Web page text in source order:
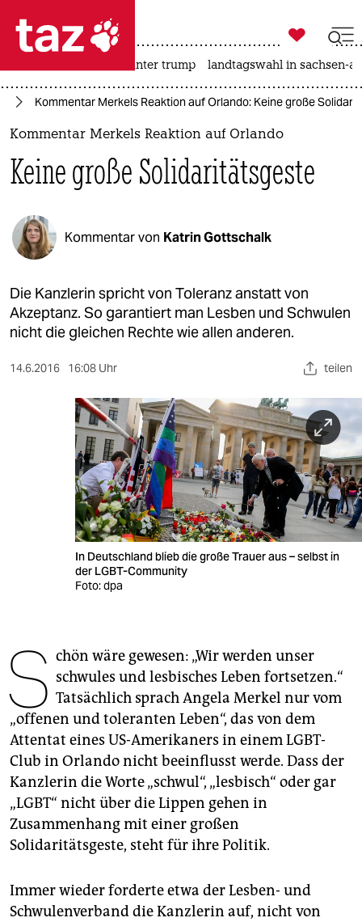
 taz zahl ich
taz zahl ich
politik
öko
gesellschaft
kultur
sport
berlin
wahrheit
veranstaltungen
abo
genossenschaft
epaper login

taz zahl ich
usa unter trump landtagswahl in sachsen-
Kommentar Merkels Reaktion auf Orlando: Keine große
Kommentar Merkels Reaktion auf Orlando
Keine große Solidaritätsgeste
Kommentar von Katrin Gottschalk
Die Kanzlerin spricht von Toleranz anstatt von
Akzeptanz. So garantiert man Lesben und Schwulen
nicht die gleichen Rechte wie allen anderen.
14.6.2016 16:08 Uhr teilen
In Deutschland blieb die große Trauer aus – selbst in
der LGBT-Community
Foto: dpa
S chön wäre gewesen: „Wir werden unser
schwules und lesbisches Leben fortsetzen.“
Tatsächlich sprach Angela Merkel nur vom
„offenen und toleranten Leben“, das von dem
Attentat eines US-Amerikaners in einem LGBT-
Club in Orlando nicht beeinflusst werde. Dass der
Kanzlerin die Worte „schwul“, „lesbisch“ oder gar
„LGBT“ nicht über die Lippen gehen in
Zusammenhang mit einer großen
Solidaritätsgeste, steht für ihre Politik.
Immer wieder forderte etwa der Lesben- und
Schwulenverband die Kanzlerin auf, nicht von